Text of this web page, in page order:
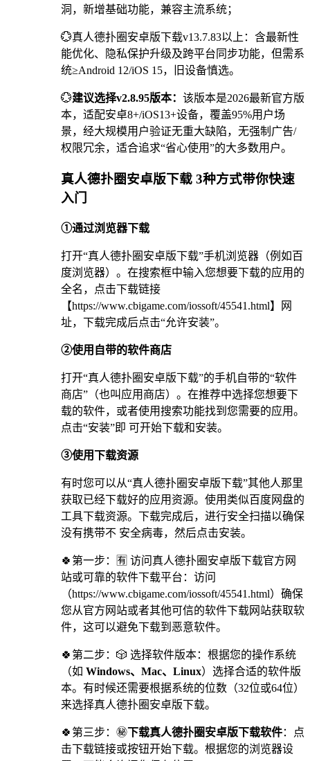
洞，新增基础功能，兼容主流系统；
💮真人德扑圈安卓版下载v13.7.83以上：含最新性
能优化、隐私保护升级及跨平台同步功能，但需系
统≥Android 12/iOS 15，旧设备慎选。
💮建议选择v2.8.95版本： 该版本是2026最新官方版
本，适配安卓8+/iOS13+设备，覆盖95%用户场
景，经大规模用户验证无重大缺陷，无强制广告/
权限冗余，适合追求“省心使用”的大多数用户。
真人德扑圈安卓版下载 3种方式带你快速
入门
①通过浏览器下载
打开“真人德扑圈安卓版下载”手机浏览器（例如百
度浏览器）。在搜索框中输入您想要下载的应用的
全名，点击下载链接
【https://www.cbigame.com/iossoft/45541.html】网
址，下载完成后点击“允许安装”。
②使用自带的软件商店
打开“真人德扑圈安卓版下载”的手机自带的“软件
商店”（也叫应用商店）。在推荐中选择您想要下
载的软件，或者使用搜索功能找到您需要的应用。
点击“安装”即 可开始下载和安装。
③使用下载资源
有时您可以从“真人德扑圈安卓版下载”其他人那里
获取已经下载好的应用资源。使用类似百度网盘的
工具下载资源。下载完成后，进行安全扫描以确保
没有携带不 安全病毒，然后点击安装。
🍀第一步：🈶 访问真人德扑圈安卓版下载官方网
站或可靠的软件下载平台：访问
（https://www.cbigame.com/iossoft/45541.html）确保
您从官方网站或者其他可信的软件下载网站获取软
件，这可以避免下载到恶意软件。
🍀第二步：🎲 选择软件版本：根据您的操作系统
（如 Windows、Mac、Linux）选择合适的软件版
本。有时候还需要根据系统的位数（32位或64位）
来选择真人德扑圈安卓版下载。
🍀第三步：㊙下载真人德扑圈安卓版下载软件：点
击下载链接或按钮开始下载。根据您的浏览器设